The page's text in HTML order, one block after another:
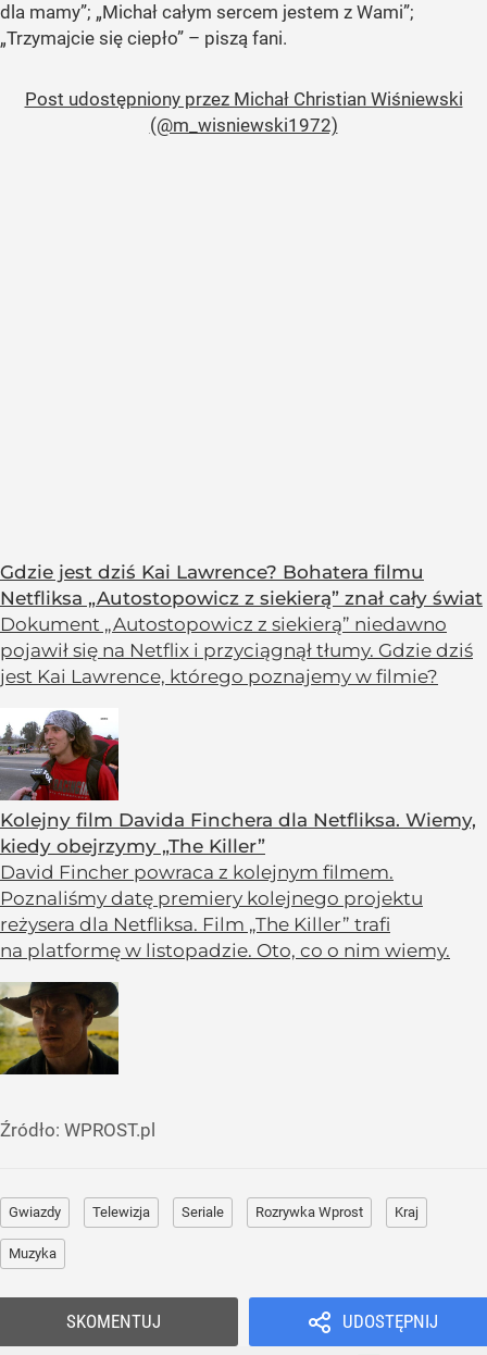
dla mamy”; „Michał całym sercem jestem z Wami”;
„Trzymajcie się ciepło” – piszą fani.
Post udostępniony przez Michał Christian Wiśniewski
(@m_wisniewski1972)
Gdzie jest dziś Kai Lawrence? Bohatera filmu
Netfliksa „Autostopowicz z siekierą” znał cały świat
Dokument „Autostopowicz z siekierą” niedawno
pojawił się na Netflix i przyciągnął tłumy. Gdzie dziś
jest Kai Lawrence, którego poznajemy w filmie?
Kolejny film Davida Finchera dla Netfliksa. Wiemy,
kiedy obejrzymy „The Killer”
David Fincher powraca z kolejnym filmem.
Poznaliśmy datę premiery kolejnego projektu
reżysera dla Netfliksa. Film „The Killer” trafi
na platformę w listopadzie. Oto, co o nim wiemy.
Źródło: WPROST.pl
Gwiazdy Telewizja Seriale Rozrywka Wprost Kraj
Muzyka
UDOSTĘPNIJ
SKOMENTUJ